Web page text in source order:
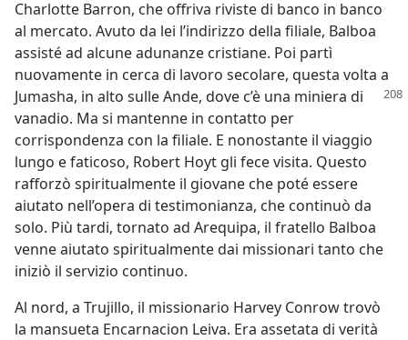
Charlotte Barron, che offriva riviste di banco in banco
al mercato. Avuto da lei l’indirizzo della filiale, Balboa
assisté ad alcune adunanze cristiane. Poi partì
nuovamente in cerca di lavoro secolare, questa volta a
Jumasha, in alto sulle Ande, dove c’è una miniera di
vanadio. Ma si mantenne in contatto per
corrispondenza con la filiale. E nonostante il viaggio
lungo e faticoso, Robert Hoyt gli fece visita. Questo
rafforzò spiritualmente il giovane che poté essere
aiutato nell’opera di testimonianza, che continuò da
solo. Più tardi, tornato ad Arequipa, il fratello Balboa
venne aiutato spiritualmente dai missionari tanto che
iniziò il servizio continuo.
Al nord, a Trujillo, il missionario Harvey Conrow trovò
la mansueta Encarnacion Leiva. Era assetata di verità